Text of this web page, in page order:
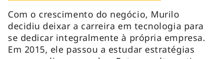
Com o crescimento do negócio, Murilo
decidiu deixar a carreira em tecnologia para
se dedicar integralmente à própria empresa.
Em 2015, ele passou a estudar estratégias